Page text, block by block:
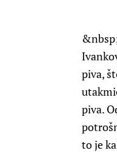
piva,
piva.
to je